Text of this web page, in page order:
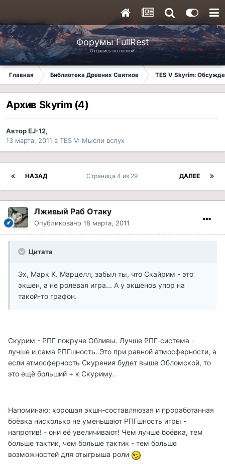
Форумы FullRest
Оторвись по полной!
Главная Библиотека Древних Свитков TES V Skyrim:
Архив Skyrim (4)
АвторEJ-12,
13 марта, 2011 в TES V: Мысли вслух
НАЗАД ДАЛЕЕ
Страница 4 из 29
Лживый Раб Отаку
Опубликовано 18 марта, 2011
Цитата
Эх, Марк К. Марцелл, забыл ты, что Скайрим - это
экшен, а не ролевая игра... А у экшенов упор на
такой-то графон.
Скурим - РПГ покруче Обливы. Лучше РПГ-система -
лучше и сама РПГшность. Это при равной атмосферности, а
если атмосферность Скурения будет выше Обломской, то
это ещё больший + к Скуриму.
Напоминаю: хорошая экшн-составляюзая и проработанная
боёвка нисколько не уменьшают РПГшность игры -
напротив! - они её увеличивают! Чем лучше боёвка, тем
больше тактик, чем больше тактик - тем больше
возможностей для отыгрыша роли